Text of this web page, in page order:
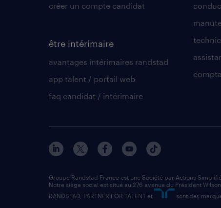
créer un compte candidat
être intérimaire
avantages intérimaires randstad
app talent / portail web
faq candidat / intérimaire
Groupe Randstad France est une Société par Actions
Notre siège social est situé au 276 avenue du Président
RANDSTAD, PARTNER FOR TALENT et
sont des